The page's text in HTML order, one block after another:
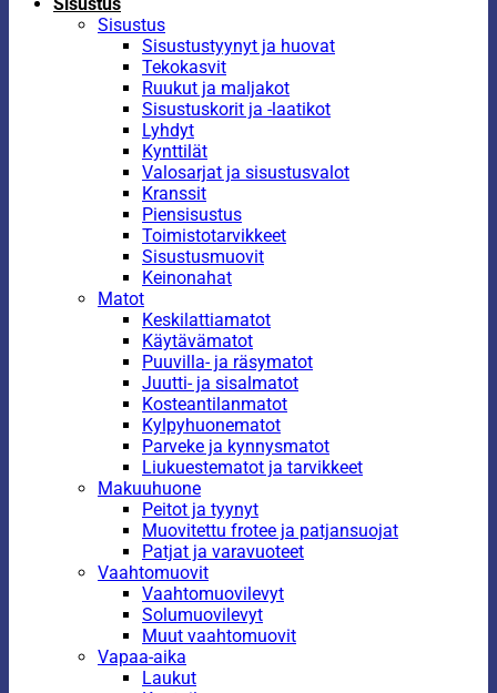
Sisustus
Sisustustyynyt ja huovat
Tekokasvit
Ruukut ja maljakot
Sisustuskorit ja -laatikot
Lyhdyt
Kynttilät
Valosarjat ja sisustusvalot
Kranssit
Piensisustus
Toimistotarvikkeet
Sisustusmuovit
Keinonahat
Matot
Keskilattiamatot
Käytävämatot
Puuvilla- ja räsymatot
Juutti- ja sisalmatot
Kosteantilanmatot
Kylpyhuonematot
Parveke ja kynnysmatot
Liukuestematot ja tarvikkeet
Makuuhuone
Peitot ja tyynyt
Muovitettu frotee ja patjansuojat
Patjat ja varavuoteet
Vaahtomuovit
Vaahtomuovilevyt
Solumuovilevyt
Muut vaahtomuovit
Vapaa-aika
Laukut